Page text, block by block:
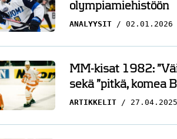
14.03.2026
kaikki
olympiamiehistöön
ANALYYSIT 02.01.2026
MM-kisat 1982:
sekä ”pitkä, komea
ARTIKKELIT 27.04.2025